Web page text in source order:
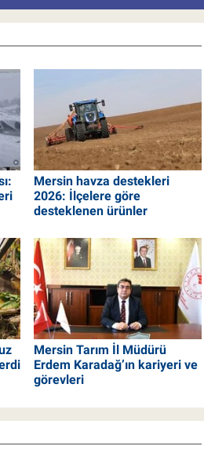
Mersin havza destekleri
2026: İlçelere göre
desteklenen ürünler
Mersin Tarım İl Müdürü
Erdem Karadağ’ın kariyeri ve
görevleri